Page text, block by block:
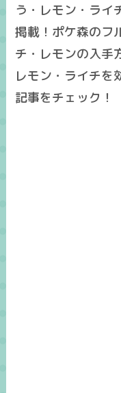
う・レモン・ライ
掲載！ポケ森のフ
チ・レモンの入手
レモン・ライチを
記事をチェック！